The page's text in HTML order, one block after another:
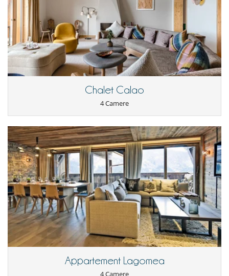
Parcheggio coperto
Divertimenti ed attività sportive
Accesso internet (wifi)
Hammam
Riscaldanti per scarpe
Sauna
Cucina americana
Cucina completamente fornita
Lavanderia
Lavastoviglie
Lavatrice
Per i vostri pasti
Cucinati da solo
Per la vostra comodità e convenienza
Camini
Garage o posteggio privato
Sportello di sci
Piste a meno di 100 m
Chalet Calao
4 Camere
Appartement Lagomea